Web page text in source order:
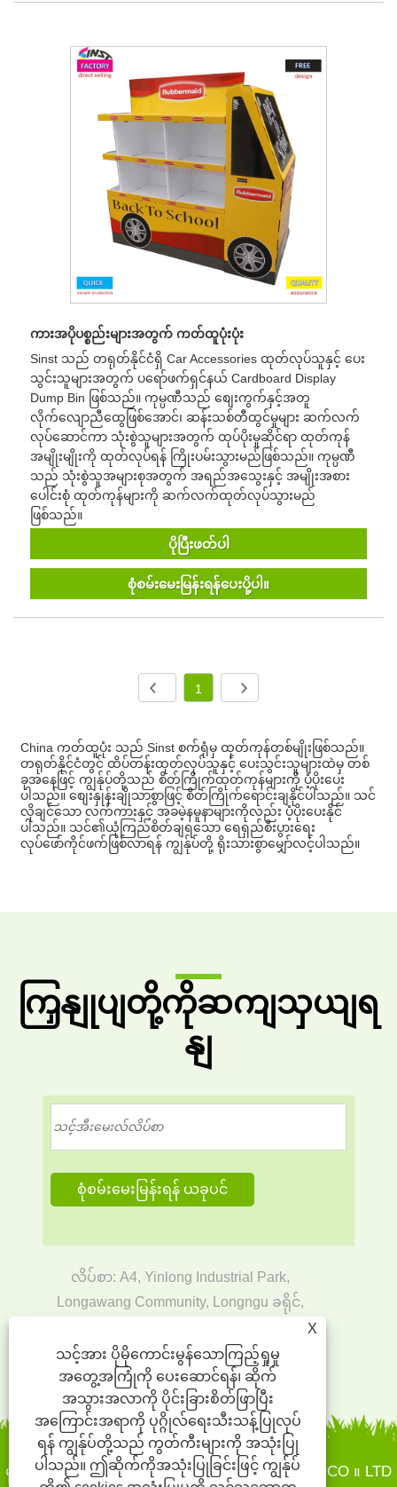
ကားအပိုပစ္စည်းများအတွက် ကတ်ထူပုံးပုံး
Sinst သည် တရုတ်နိုင်ငံရှိ Car Accessories ထုတ်လုပ်သူနှင့် ပေး
သွင်းသူများအတွက် ပရော်ဖက်ရှင်နယ် Cardboard Display
Dump Bin ဖြစ်သည်။ ကုမ္ပဏီသည် စျေးကွက်နှင့်အတူ
လိုက်လျောညီထွေဖြစ်အောင်၊ ဆန်းသစ်တီထွင်မှုများ ဆက်လက်
လုပ်ဆောင်ကာ သုံးစွဲသူများအတွက် ထုပ်ပိုးမှုဆိုင်ရာ ထုတ်ကုန်
အမျိုးမျိုးကို ထုတ်လုပ်ရန် ကြိုးပမ်းသွားမည်ဖြစ်သည်။ ကုမ္ပဏီ
သည် သုံးစွဲသူအများစုအတွက် အရည်အသွေးနှင့် အမျိုးအစား
ပေါင်းစုံ ထုတ်ကုန်များကို ဆက်လက်ထုတ်လုပ်သွားမည်
ဖြစ်သည်။
ပိုပြီးဖတ်ပါ
စုံစမ်းမေးမြန်းရန်ပေးပို့ပါ။
1
China ကတ်ထူပုံး သည် Sinst စက်ရုံမှ ထုတ်ကုန်တစ်မျိုးဖြစ်သည်။
တရုတ်နိုင်ငံတွင် ထိပ်တန်းထုတ်လုပ်သူနှင့် ပေးသွင်းသူများထဲမှ တစ်
ခုအနေဖြင့် ကျွန်ုပ်တို့သည် စိတ်ကြိုက်ထုတ်ကုန်များကို ပံ့ပိုးပေး
ပါသည်။ စျေးနှုန်းချိုသာစွာဖြင့် စိတ်ကြိုက်ရောင်းချနိုင်ပါသည်။ သင်
လိုချင်သော လက်ကားနှင့် အခမဲ့နမူနာများကိုလည်း ပံ့ပိုးပေးနိုင်
ပါသည်။ သင်၏ယုံကြည်စိတ်ချရသော ရေရှည်စီးပွားရေး
လုပ်ဖော်ကိုင်ဖက်ဖြစ်လာရန် ကျွန်ုပ်တို့ ရိုးသားစွာမျှော်လင့်ပါသည်။
ကြှနျုပျတို့ကိုဆကျသှယျရ
နျ
လိပ်စာ: A4, Yinlong Industrial Park,
Longawang Community, Longngu ခရိုင်,
အီးမေးလ်:rain@sinst-boxes.com
Tel:+86-18300004380
မူပိုင်ခွင့်© 2022 Sinst Printing နှင့်ထုပ်ပိုးထားသော CO ။ LTD
X
သင့်အား ပိုမိုကောင်းမွန်သောကြည့်ရှုမှု
အတွေ့အကြုံကို ပေးဆောင်ရန်၊ ဆိုက်
အသွားအလာကို ပိုင်းခြားစိတ်ဖြာပြီး
အကြောင်းအရာကို ပုဂ္ဂိုလ်ရေးသီးသန့်ပြုလုပ်
ရန် ကျွန်ုပ်တို့သည် ကွတ်ကီးများကို အသုံးပြု
ပါသည်။ ဤဆိုက်ကိုအသုံးပြုခြင်းဖြင့် ကျွန်ုပ်